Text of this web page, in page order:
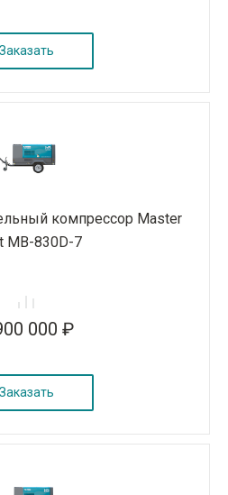
Заказать
компрессор Master
MB-830D-7
000 ₽
Заказать